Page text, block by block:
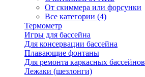
От скиммера или форсунки
Все категории (4)
Термометр
Игры для бассейна
Для консервации бассейна
Плавающие фонтаны
Для ремонта каркасных бассейнов
Лежаки (шезлонги)